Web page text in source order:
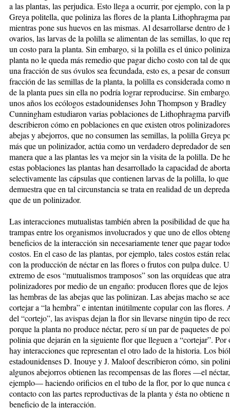
a las plantas, las perjudica. Esto llega a ocurrir, por ejemplo, con la
Greya politella, que poliniza las flores de la planta Lithophragma
mientras pone sus huevos en las mismas. Al desarrollarse dentro de
ovarios, las larvas de la polilla se alimentan de las semillas, lo que
un costo para la planta. Sin embargo, si la polilla es el único
planta no le queda más remedio que pagar dicho costo con tal de
una fracción de sus óvulos sea fecundada, esto es, a pesar de
fracción de las semillas de la planta, la polilla es considerada como
de la planta pues sin ella no podría lograr reproducirse. Sin
unos años los ecólogos estadounidenses John Thompson y Bradley
Cunningham estudiaron varias poblaciones de Lithophragma
describieron cómo en poblaciones en que existen otros
abejas y abejorros, que no consumen las semillas, la polilla Greya
más que un polinizador, actúa como un verdadero depredador de
manera que a las plantas les va mejor sin la visita de la polilla. De
estas poblaciones las plantas han desarrollado la capacidad de
selectivamente las cápsulas que contienen larvas de la polilla, lo que
demuestra que en tal circunstancia se trata en realidad de un
que de un polinizador.
Las interacciones mutualistas también abren la posibilidad de que
trampas entre los organismos involucrados y que uno de ellos
beneficios de la interacción sin necesariamente tener que pagar
costos. En el caso de las plantas, por ejemplo, tales costos están
con la producción de néctar en las flores o frutos con pulpa dulce.
extremo de esos “mutualismos tramposos” son las orquídeas que
polinizadores por medio de un engaño: producen flores que de lejos
las hembras de las abejas que las polinizan. Las abejas macho se
cortejar a “la hembra” e intentan inútilmente copular con las flores.
del “cortejo”, las avispas dejan la flor sin llevarse ningún tipo de
porque la planta no produce néctar, pero sí un par de paquetes de
polinia que dejarán en la siguiente flor que lleguen a “cortejar”. Por
hay interacciones que representan el otro lado de la historia. Los
estadounidenses D. Inouye y J. Maloof describieron cómo, sin
algunos abejorros obtienen las recompensas de las flores —el
ejemplo— haciendo orificios en el tubo de la flor, por lo que nunca
contacto con las partes reproductivas de la planta y ésta no obtiene
beneficio de la interacción.